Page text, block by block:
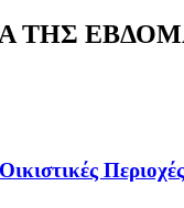
ΤΗΣ
Περιοχές